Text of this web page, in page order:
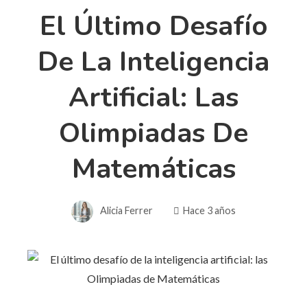
El Último Desafío
De La Inteligencia
Artificial: Las
Olimpiadas De
Matemáticas
Alicia Ferrer Hace 3 años